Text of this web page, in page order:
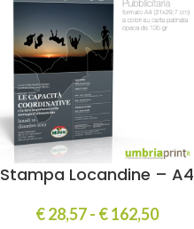
Stampa Locandine – A4
€28,57- €162,50